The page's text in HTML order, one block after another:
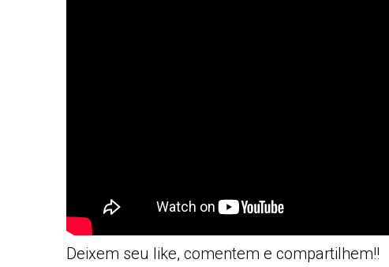
Deixem seu like, comentem e compartilhem!!